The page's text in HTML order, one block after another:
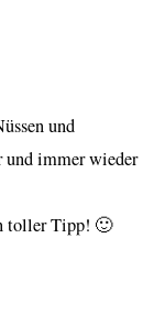
und
und immer wieder
toller Tipp! 🙂